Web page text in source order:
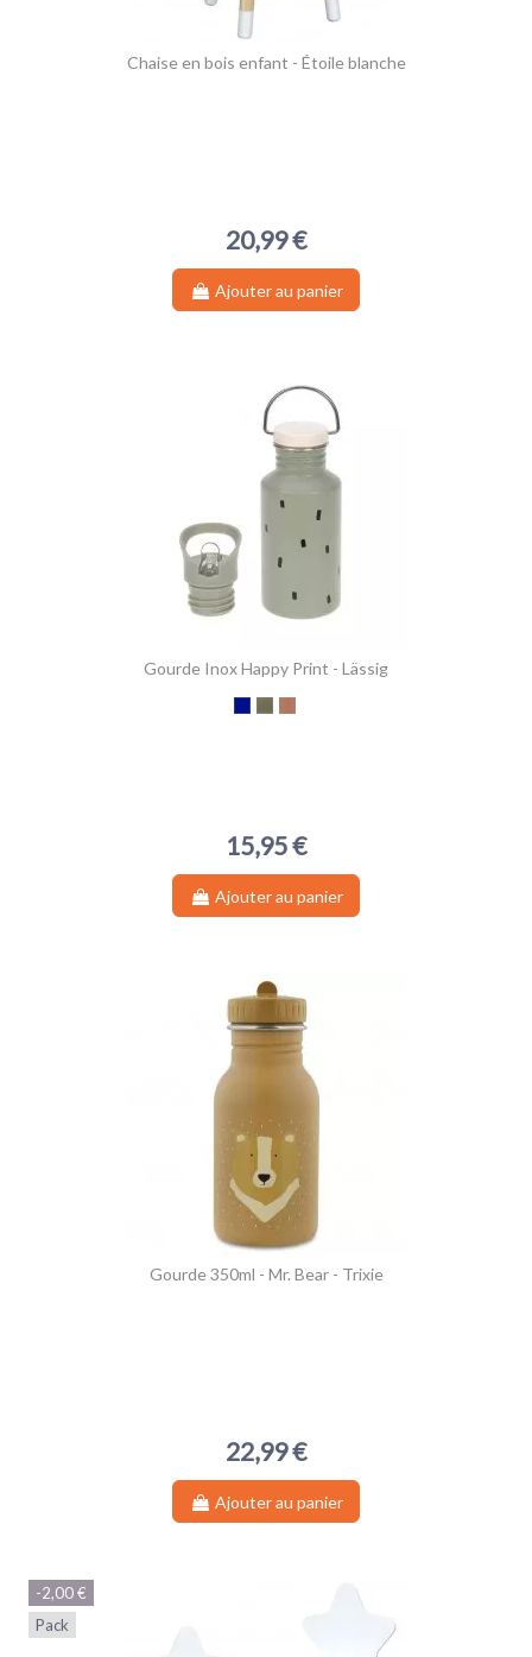
Chaise en bois enfant - Étoile blanche
20,99 €
Ajouter au panier
Gourde Inox Happy Print - Lässig
15,95 €
Bleu Nuit
OliveCaramel
Ajouter au panier
Gourde 350ml - Mr. Bear - Trixie
22,99 €
Ajouter au panier
-2,00 €
Pack